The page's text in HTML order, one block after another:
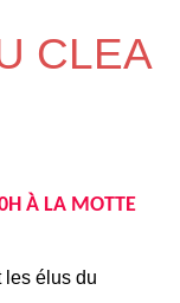
CLEA
À LA MOTTE
les élus du